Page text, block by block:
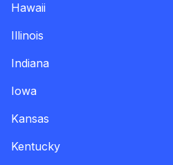
Hawaii
Illinois
Indiana
Iowa
Kansas
Kentucky